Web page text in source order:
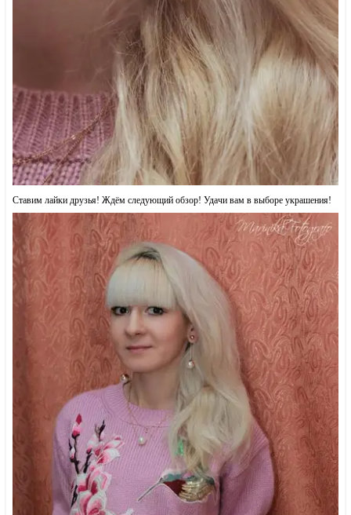
Ставим лайки друзья! Ждём следующий обзор! Удачи вам в выборе украшения!